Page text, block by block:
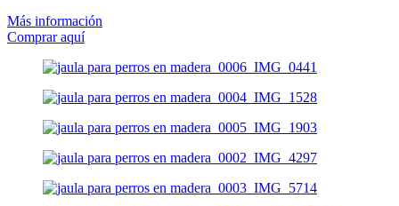
Más información
Comprar aquí